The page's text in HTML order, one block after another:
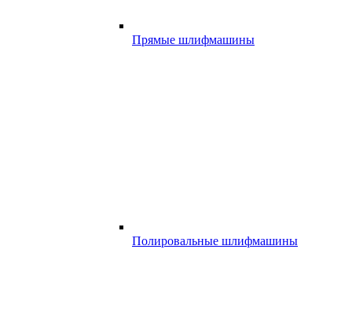
Прямые шлифмашины
Полировальные шлифмашины